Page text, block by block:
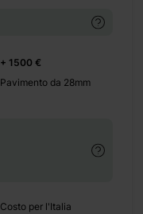
+ 1500 €
Pavimento da 28mm
Costo per l'Italia